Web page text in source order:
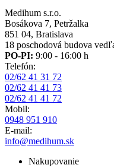
Medihum s.r.o.
Bosákova 7, Petržalka
851 04, Bratislava
18 poschodová budova
PO-PI: 9:00 - 16:00 h
Telefón:
02/62 41 31 72
02/62 41 41 73
02/62 41 41 72
Mobil:
0948 951 910
E-mail:
info@medihum.sk
Nakupovanie